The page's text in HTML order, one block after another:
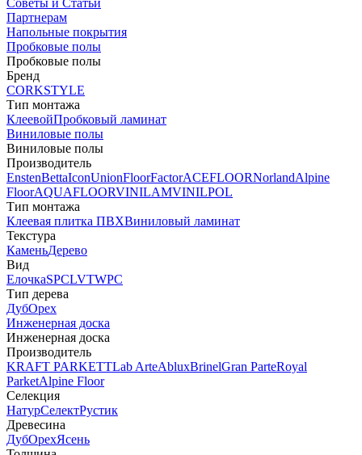
Советы и Статьи
Партнерам
Напольные покрытия
Пробковые полы
Пробковые полы
Бренд
CORKSTYLE
Тип монтажа
КлеевойПробковый ламинат
Виниловые полы
Виниловые полы
Производитель
EnstenBettaIconUnionFloorFactorACEFLOORNorlandAlpine
FloorAQUAFLOORVINILAMVINILPOL
Тип монтажа
Клеевая плитка ПВХВиниловый ламинат
Текстура
КаменьДерево
Вид
ЕлочкаSPCLVTWPC
Тип дерева
ДубОрех
Инженерная доска
Инженерная доска
Производитель
KRAFT PARKETTLab ArteAbluxBrinelGran ParteRoyal
ParketAlpine Floor
Селекция
НатурСелектРустик
Древесина
ДубОрехЯсень